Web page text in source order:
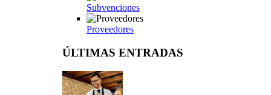
Subvenciones
Proveedores
ÚLTIMAS ENTRADAS